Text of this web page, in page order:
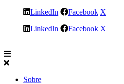
LinkedIn
Facebook X
LinkedIn
Facebook X
Sobre